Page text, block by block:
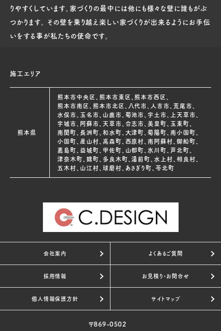
りやすくしています。家づくりの最中には他にも様々な壁に誰もがぶ
つかります。 その壁を乗り越え楽しい家づくりが出来るようにお手伝
いをする事が私たちの使命です。
施工エリア
熊本県
熊本市中央区、熊本市東区、熊本市西区、
熊本市南区、熊本市北区、八代市、人吉市、荒尾市、
水俣市、玉名市、山鹿市、菊池市、宇土市、上天草市、
宇城市、阿蘇市、天草市、合志市、美里町、玉東町、
南関町、長洲町、和水町、大津町、菊陽町、南小国町、
小国町、産山村、高森町、西原村、南阿蘇村、御船町、
嘉島町、益城町、甲佐町、山都町、氷川町、芦北町、
津奈木町、錦町、多良木町、湯前町、水上村、相良村、
五木村、山江村、球磨村、あさぎり町、苓北町
会社案内 よくあるご質問
採用情報 お見積り・お問合せ
個人情報保護方針 サイトマップ
〒869-0502